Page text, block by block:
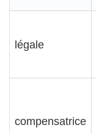
légale
compensatrice